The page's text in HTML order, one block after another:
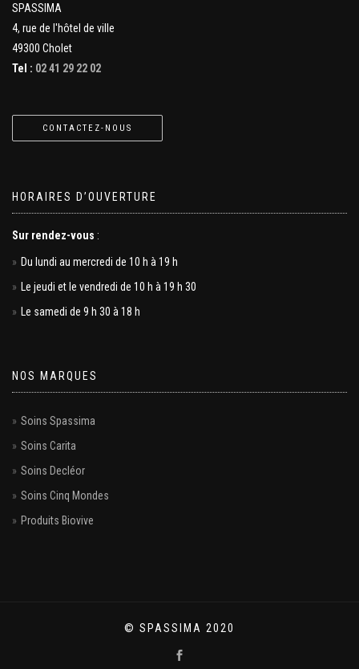
SPASSIMA
4, rue de l'hôtel de ville
49300 Cholet
Tel : 02 41 29 22 02
CONTACTEZ-NOUS
HORAIRES D’OUVERTURE
Sur rendez-vous :
Du lundi au mercredi de 10 h à 19 h
Le jeudi et le vendredi de 10 h à 19 h 30
Le samedi de 9 h 30 à 18 h
NOS MARQUES
Soins Spassima
Soins Carita
Soins Decléor
Soins Cinq Mondes
Produits Biovive
© SPASSIMA 2020